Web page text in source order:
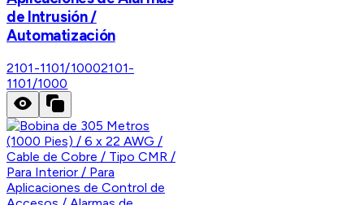
de Intrusión /
Automatización
2101-1101/10002101-
1101/1000